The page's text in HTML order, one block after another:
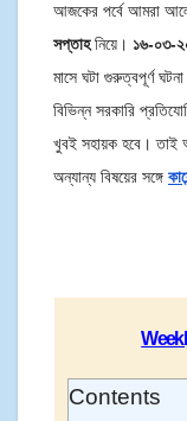
আজকের পর্বে আমরা
সপ্তাহনিয়ে। ১৬-০৩-
মাসে ঘটা গুরুত্বপূর্ণ
বিভিন্ন সরকারি
খুবই সহায়ক হবে। তাই
অন্যান্য বিষয়ের সঙ্গে
Contents